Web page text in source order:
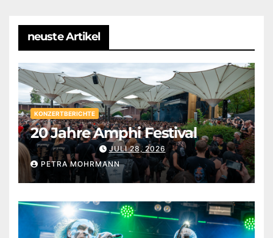
neuste Artikel
KONZERTBERICHTE
20 Jahre Amphi Festival
JULI 28, 2026
PETRA MOHRMANN